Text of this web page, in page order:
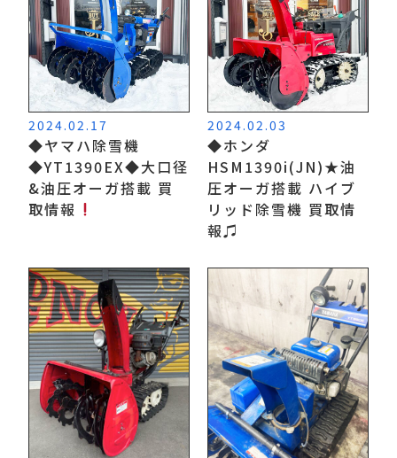
2024.02.17
◆ヤマハ除雪機
◆YT1390EX◆大口径
&油圧オーガ搭載 買
取情報
2024.02.03
◆ホンダ
HSM1390i(JN)★油
圧オーガ搭載 ハイブ
リッド除雪機 買取情
報♫